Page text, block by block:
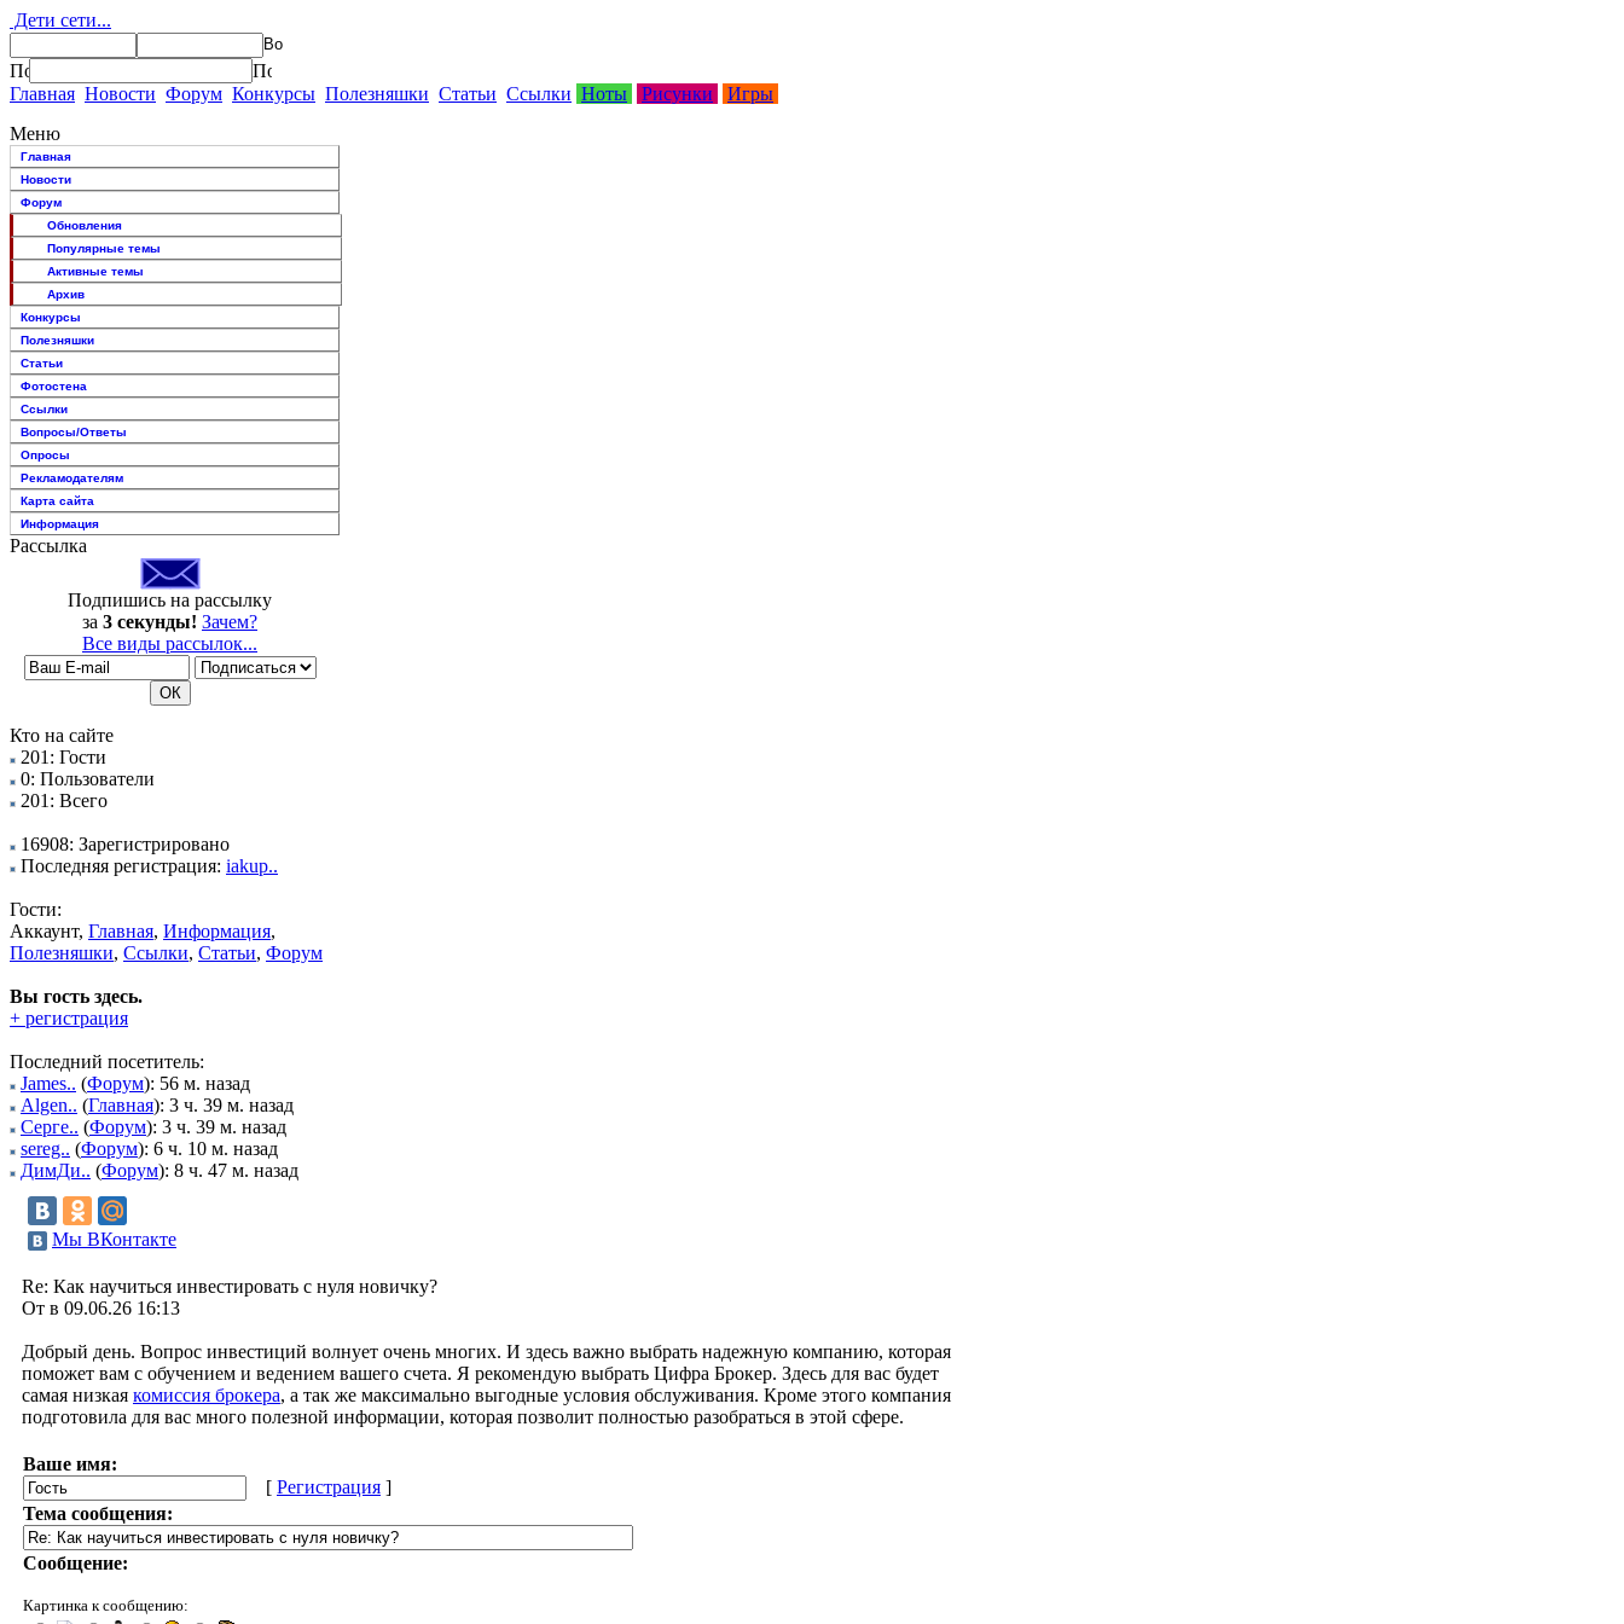
Дети сети...
Главная Новости Форум Конкурсы Полезняшки Статьи Ссылки Ноты Рисунки
Игры
Меню
Главная
Новости
Форум
Обновления
Популярные темы
Активные темы
Архив
Конкурсы
Полезняшки
Статьи
Фотостена
Ссылки
Вопросы/Ответы
Опросы
Рекламодателям
Карта сайта
Информация
Рассылка
Подпишись на рассылку
за 3 секунды! Зачем?
Все виды рассылок...
Кто на сайте
201: Гости
0: Пользователи
201: Всего
16908: Зарегистрировано
Последняя регистрация: iakup..
Гости:
Аккаунт, Главная, Информация,
Полезняшки, Ссылки, Статьи, Форум
Вы гость здесь.
+ регистрация
Последний посетитель:
James.. (Форум): 56 м. назад
Algen.. (Главная): 3 ч. 39 м. назад
Серге.. (Форум): 3 ч. 39 м. назад
sereg.. (Форум): 6 ч. 10 м. назад
ДимДи.. (Форум): 8 ч. 47 м. назад
Мы ВКонтакте
Re: Как научиться инвестировать с нуля новичку?
От в 09.06.26 16:13
Добрый день. Вопрос инвестиций волнует очень многих. И здесь важно выбрать надежную компанию, которая
поможет вам с обучением и ведением вашего счета. Я рекомендую выбрать Цифра Брокер. Здесь для вас будет
самая низкая комиссия брокера, а так же максимально выгодные условия обслуживания. Кроме этого компания
подготовила для вас много полезной информации, которая позволит полностью разобраться в этой сфере.
Ваше имя:
[ Регистрация ]
Тема сообщения:
Сообщение:
Картинка к сообщению: